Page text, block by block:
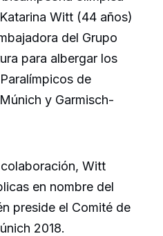
Witt (44 años)
del Grupo
para albergar los
de
y Garmisch-
Witt
en nombre del
preside el Comité de
2018.